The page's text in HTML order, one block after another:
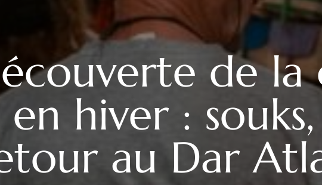
de
hiver :
au Dar